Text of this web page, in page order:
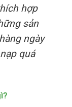
hợp
sản
ngày
quá